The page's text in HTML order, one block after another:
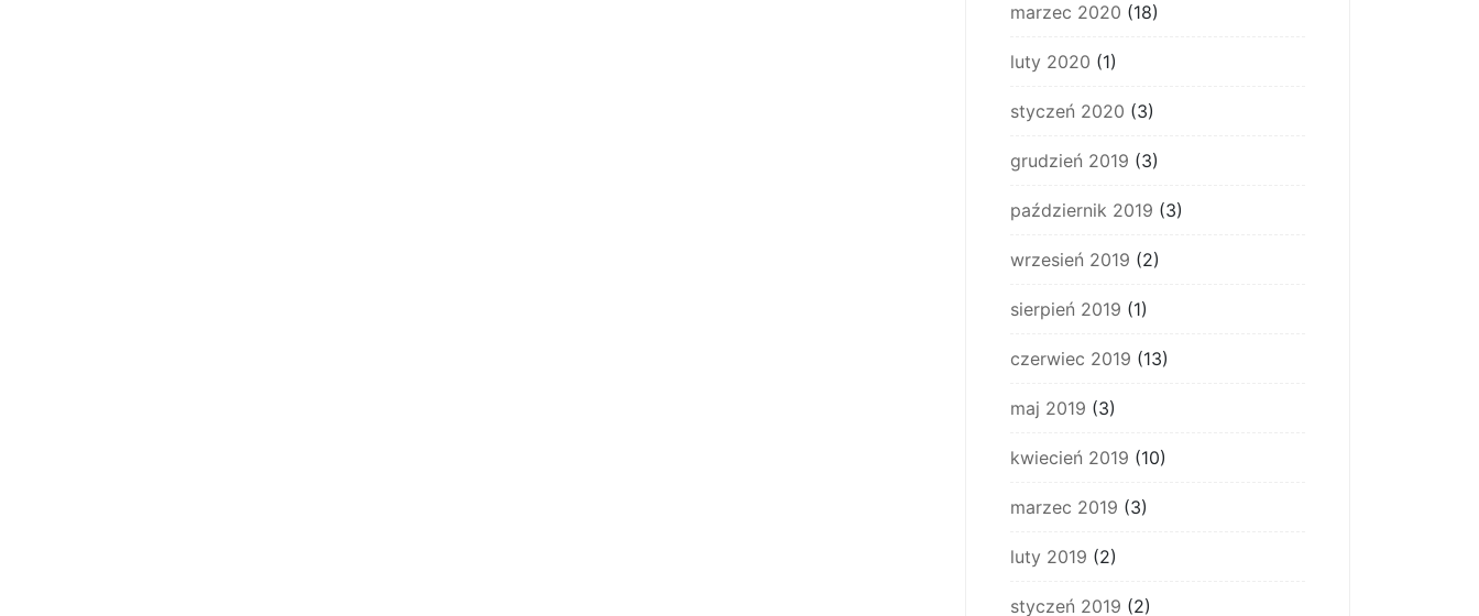
marzec 2020 (18)
luty 2020 (1)
styczeń 2020 (3)
grudzień 2019 (3)
październik 2019 (3)
wrzesień 2019 (2)
sierpień 2019 (1)
czerwiec 2019 (13)
maj 2019 (3)
kwiecień 2019 (10)
marzec 2019 (3)
luty 2019 (2)
styczeń 2019 (2)